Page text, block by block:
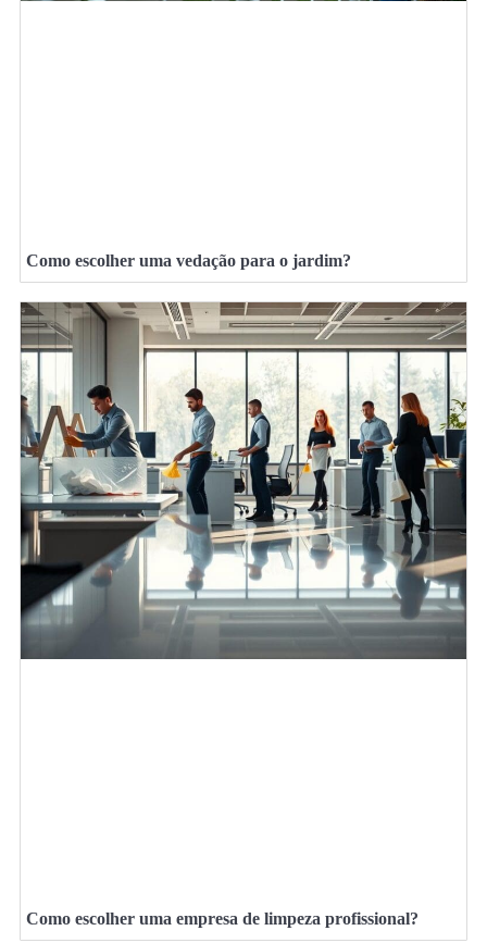
Como escolher uma vedação para o jardim?
Como escolher uma empresa de limpeza profissional?